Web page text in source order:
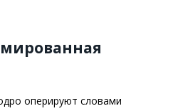
оперируют словами